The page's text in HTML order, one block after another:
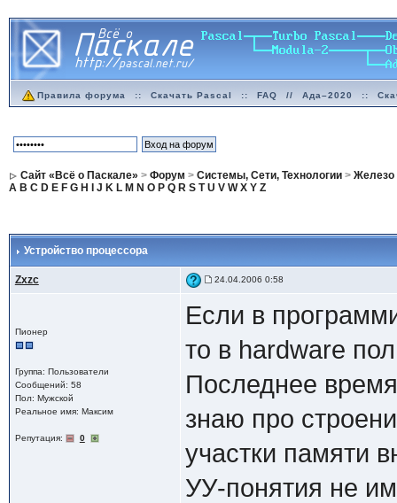
Правила форума :: Скачать Pascal :: FAQ // Ада–2020 ::
Сайт «Всё о Паскале» > Форум > Системы, Сети, Технологии> Железо
A B C D E F G H J K L M N O P Q R S T U V W X Y Z
Устройство процессора
Zxzc 24.04.2006 0:58
Пионер
Группа: Пользователи
Сообщений: 58
Пол: Мужской
Реальное имя: Максим
Репутация: 0
Если в
то в hardware
Последнее
знаю про
участки памяти
УУ-понятия не